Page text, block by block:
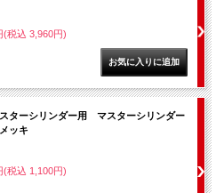
(税込 3,960円)
ターシリンダー用 マスターシリンダー
ッキ
(税込 1,100円)